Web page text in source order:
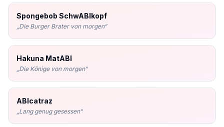
Spongebob SchwABIkopf
„Die Burger Brater von morgen“
Hakuna MatABI
„Die Könige von morgen“
ABIcatraz
„Lang genug gesessen“